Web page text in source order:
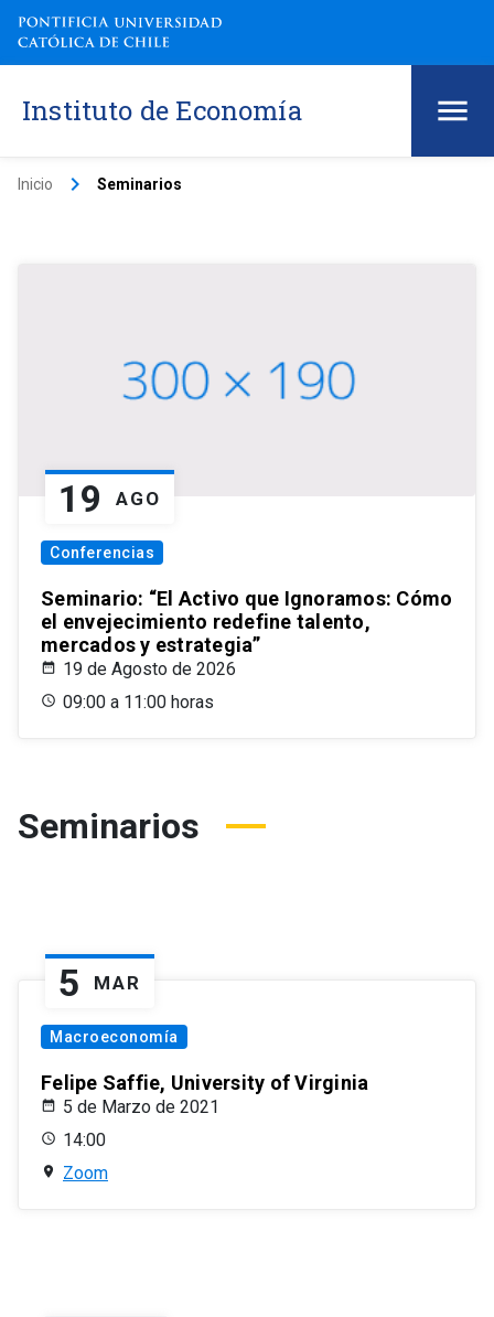
Instituto de Economía
Inicio keyboard_arrow_right Seminarios
19 AGO
Conferencias
Seminario: “El Activo que Ignoramos: Cómo
el envejecimiento redefine talento,
mercados y estrategia”
19 de Agosto de 2026
09:00 a 11:00 horas
Seminarios
5 MAR
Macroeconomía
Felipe Saffie, University of Virginia
5 de Marzo de 2021
14:00
Zoom